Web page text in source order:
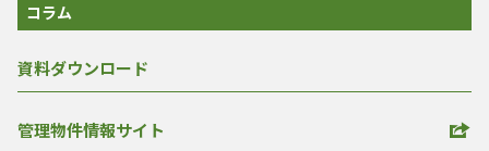
コラム
資料ダウンロード
管理物件情報サイト